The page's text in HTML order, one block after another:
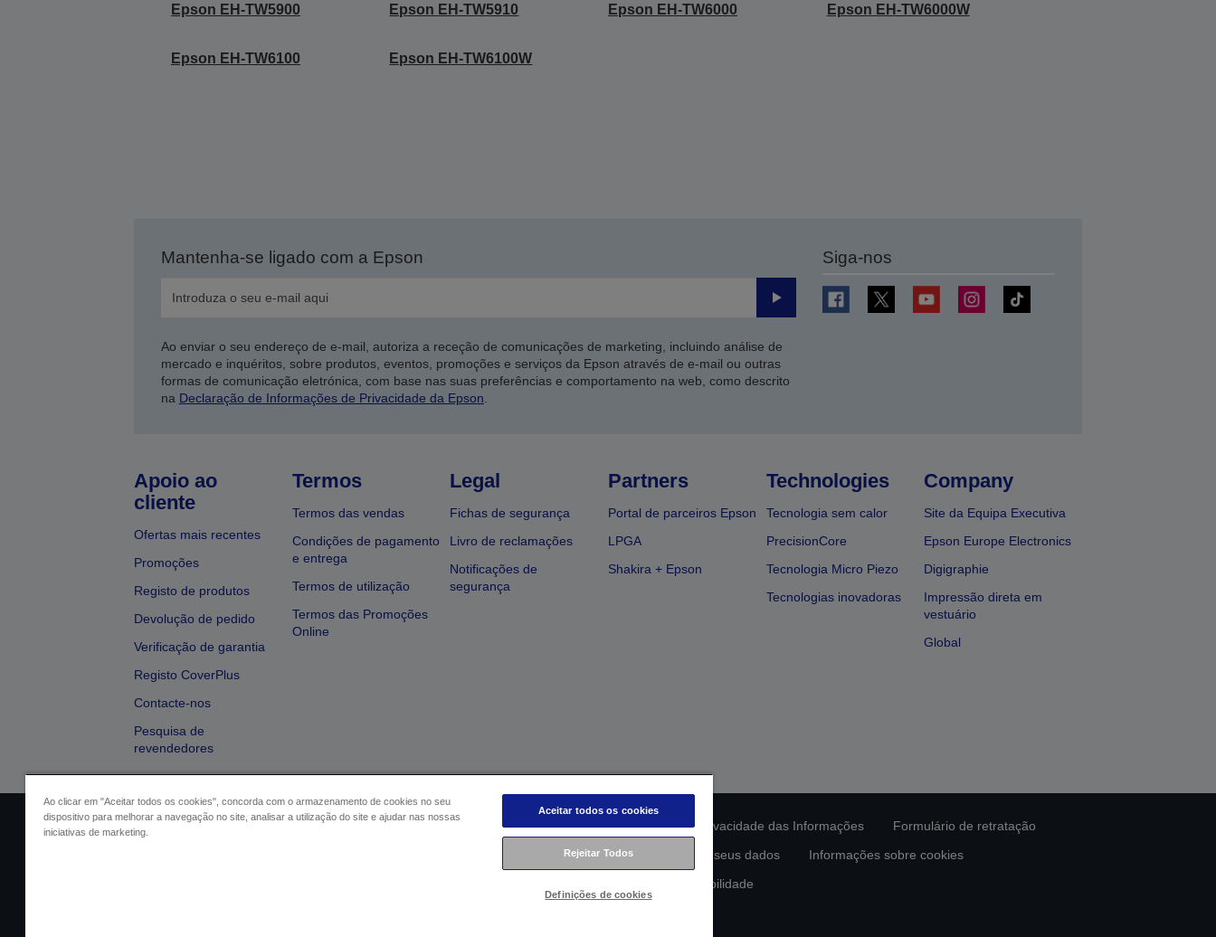
Epson EH-TW5900 Epson EH-TW5910 Epson EH-TW6000 Epson EH-TW6000W
Epson EH-TW6100 Epson EH-TW6100W
Mantenha-se ligado com a Epson
Enviar
Ao enviar o seu endereço de e-mail, autoriza a receção de comunicações de marketing, incluindo análise de
mercado e inquéritos, sobre produtos, eventos, promoções e serviços da Epson através de e-mail ou outras
formas de comunicação eletrónica, com base nas suas preferências e comportamento na web, como descrito
na Declaração de Informações de Privacidade da Epson
Siga-nos
Apoio ao
cliente
Ofertas mais recentes
Promoções
Registo de produtos
Devolução de pedido
Verificação de garantia
Registo CoverPlus
Contacte-nos
Pesquisa de
revendedores
Termos
Termos das vendas
Condições de pagamento
e entrega
Termos de utilização
Termos das Promoções
Online
Legal
Fichas de segurança
Livro de reclamações
Notificações de
segurança
Partners
Portal de parceiros Epson
LPGA
Shakira + Epson
Technologies
Tecnologia sem calor
PrecisionCore
Tecnologia Micro Piezo
Tecnologias inovadoras
Company
Site da Equipa Executiva
Epson Europe Electronics
Digigraphie
Impressão direta em
vestuário
Global
Identificação do vendedor Identificação da conformidade do produto Declaração de Privacidade das Informações
Formulário de retratação
Contacte-nos sobre os seus dados
Informações sobre cookies
Compromisso da Epson para com a acessibilidade
Ao clicar em "Aceitar todos os cookies", concorda com o armazenamento de cookies no seu
dispositivo para melhorar a navegação no site, analisar a utilização do site e ajudar nas nossas
iniciativas de marketing.
Aceitar todos os cookies
Rejeitar Todos
Definições de cookies